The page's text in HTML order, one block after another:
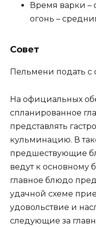
Время варки –
огонь –
Совет
Пельмени подать с
На официальных
спланированное
представлять
кульминацию. В
предшествующие
ведут к основному
главное блюдо
удачной схеме
удовольствие и
следующие за